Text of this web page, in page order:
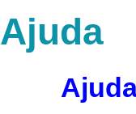
Ajuda